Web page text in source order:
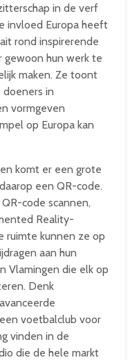
in de verf
invloed Europa heeft
rond inspirerende
gewoon hun werk te
maken. Ze toont
doeners in
vormgeven
op Europa kan
komt er een grote
een QR-code.
code scannen,
Reality-
ruimte kunnen ze op
aan hun
Vlamingen die elk op
Denk
voetbalclub voor
vinden in de
die de hele markt